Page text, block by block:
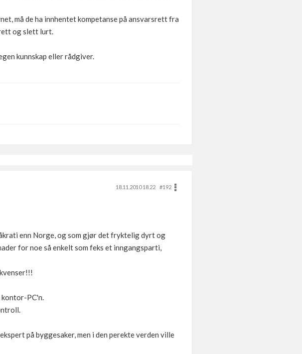
må de ha innhentet kompetanse på ansvarsrett fra
rett og slett lurt.
kunnskap eller rådgiver.
18.11.2010 18.22
#192
enn Norge, og som gjør det fryktelig dyrt og
for noe så enkelt som feks et inngangsparti,
kontor-PC'n.
på byggesaker, men i den perekte verden ville